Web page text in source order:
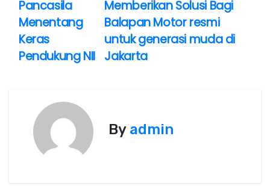
v
i
Memberikan Solusi Bagi
Balapan Motor resmi
untuk generasi muda di
Jakarta
Pancasila
Menentang
Keras
Pendukung NII
By admin